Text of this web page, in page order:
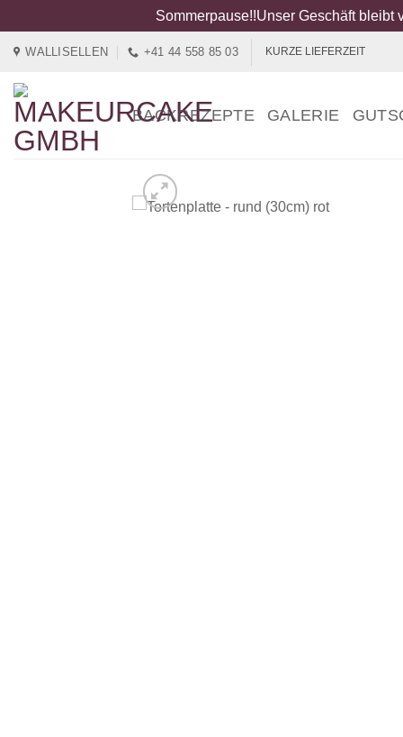
Sommerpause!!Unser Geschäft bleibt
springen
WALLISELLEN +41 44 558 85 03 KURZE LIEFERZEIT
BACKREZEPTE GALERIE